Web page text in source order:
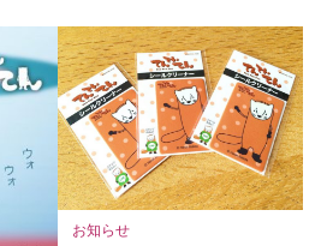
お知らせ